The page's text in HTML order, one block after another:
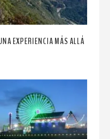
EXPERIENCIA MÁS ALLÁ